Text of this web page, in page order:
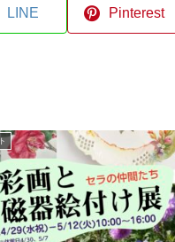
LINE Pinterest